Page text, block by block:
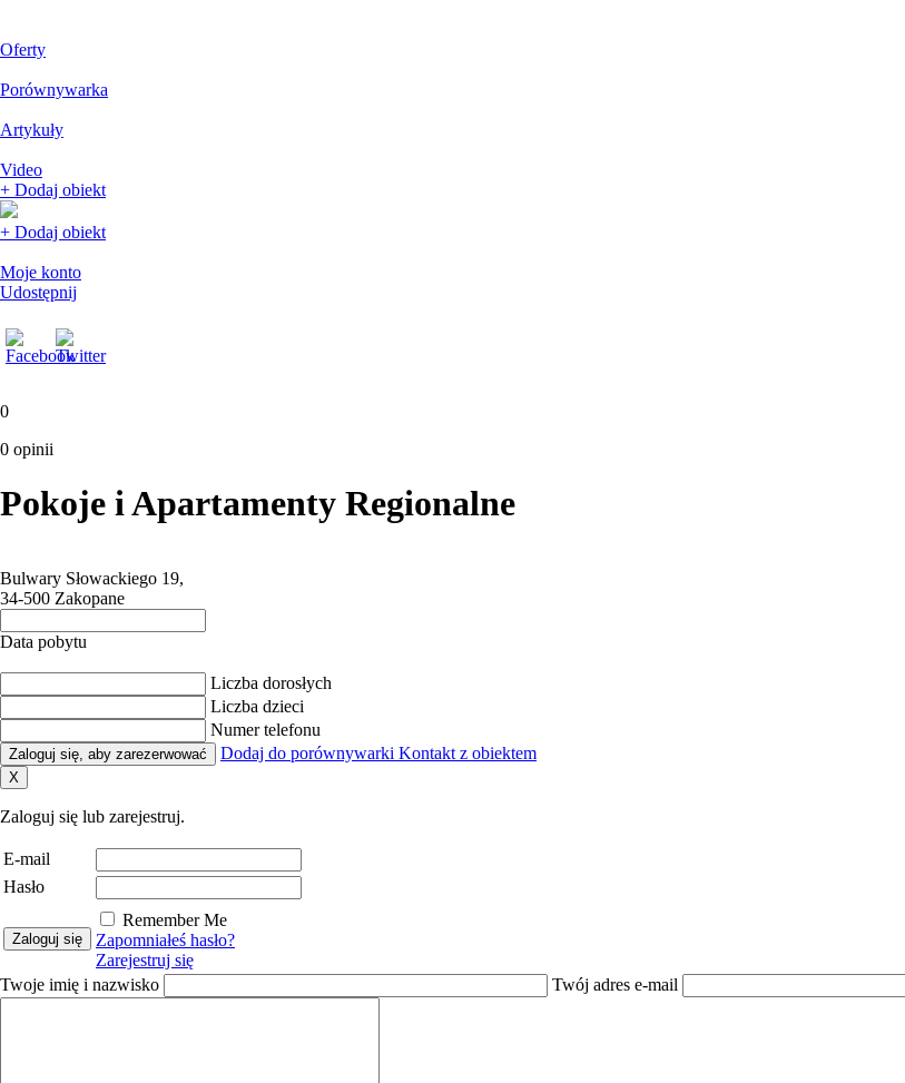
Oferty
Porównywarka
Artykuły
Video
+ Dodaj obiekt
+ Dodaj obiekt
Moje konto
Udostępnij
0
0 opinii
Pokoje i Apartamenty Regionalne
Bulwary Słowackiego 19,
34-500 Zakopane
Data pobytu
Liczba dorosłych
Liczba dzieci
Numer telefonu
Zaloguj się, aby zarezerwować Dodaj do porównywarki Kontakt z obiektem
X
Zaloguj się lub zarejestruj.
E-mail
Hasło
Remember Me
Zapomniałeś hasło?
Zarejestruj się
Twoje imię i nazwisko
Twój adres e-mail